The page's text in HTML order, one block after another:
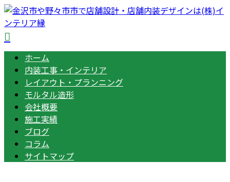
ホーム
内装工事・インテリア
レイアウト・プランニング
モルタル造形
会社概要
施工実績
ブログ
コラム
サイトマップ